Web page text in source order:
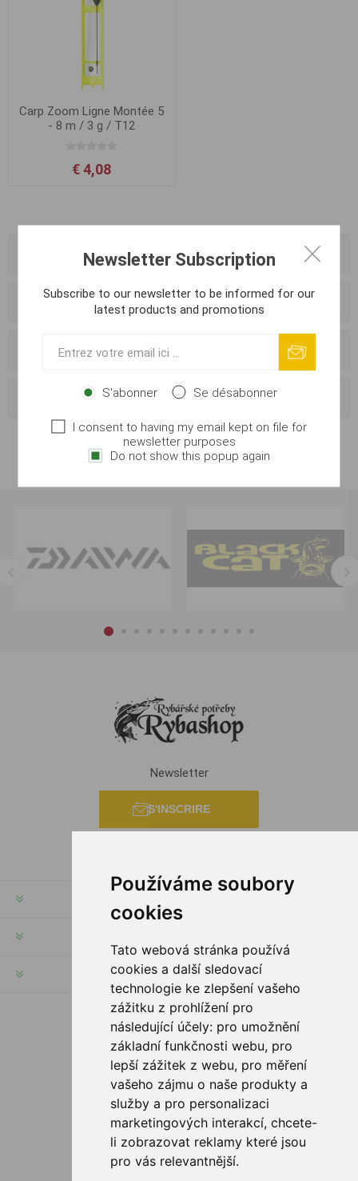
Používáme soubory
cookies
Tato webová stránka používá
cookies a další sledovací
technologie ke zlepšení vašeho
zážitku z prohlížení pro
následující účely: pro umožnění
základní funkčnosti webu, pro
lepší zážitek z webu, pro měření
vašeho zájmu o naše produkty a
služby a pro personalizaci
marketingových interakcí, chcete-
li zobrazovat reklamy které jsou
pro vás relevantnější.
Carp Zoom Ligne Montée 5
- 8 m / 3 g / T12
€ 4,08
Catégories
Fabricants
Vendeurs
Tags fréquents
Newsletter
S'INSCRIRE
SERVICES
SUIVEZ NOUS
OPTIONS DE PAIEMENT
Newsletter Subscription
Subscribe to our newsletter to be informed for our
latest products and promotions
S'abonner Se désabonner
I consent to having my email kept on file for
newsletter purposes
Do not show this popup again